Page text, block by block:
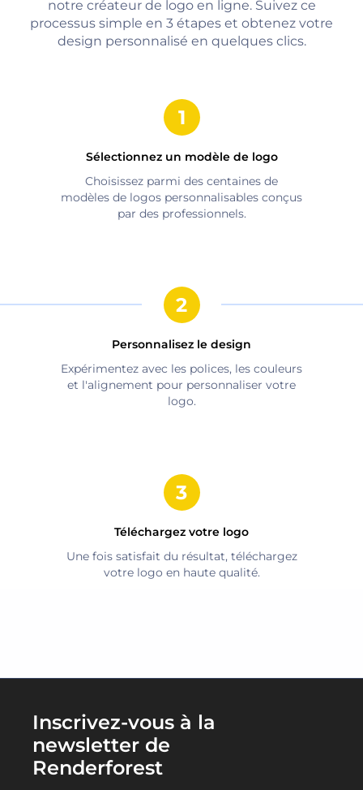
notre créateur de logo en ligne. Suivez ce
processus simple en 3 étapes et obtenez votre
design personnalisé en quelques clics.
Sélectionnez un modèle de logo
Choisissez parmi des centaines de
modèles de logos personnalisables conçus
par des professionnels.
Personnalisez le design
Expérimentez avec les polices, les couleurs
et l'alignement pour personnaliser votre
logo.
Téléchargez votre logo
Une fois satisfait du résultat, téléchargez
votre logo en haute qualité.
Inscrivez-vous à la
newsletter de
Renderforest